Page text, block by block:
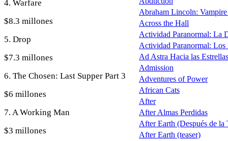
4. Warfare
$8.3 millones
5. Drop
$7.3 millones
6. The Chosen: Last Supper Part 3
$6 millones
7. A Working Man
$3 millones
Abraham Lincoln:
Across the Hall
Actividad Paranormal: La
Actividad Paranormal: Los
Ad Astra Hacia las Estrellas
Admission
Adventures of Power
African Cats
After
After Almas Perdidas
After Earth (Después de la
After Earth (teaser)